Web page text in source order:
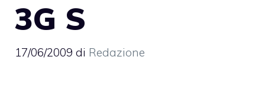
3G S
17/06/2009 di Redazione